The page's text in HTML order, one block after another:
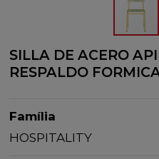
SILLA DE ACERO
RESPALDO
Família
HOSPITALITY